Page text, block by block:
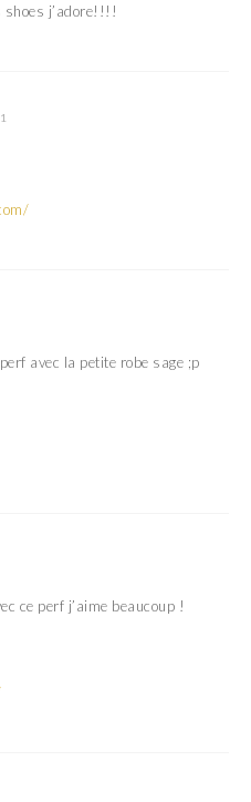
shoes j’adore!!!!
avec la petite robe sage ;p
ce perf j’aime beaucoup !